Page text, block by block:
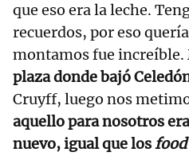
que eso era la leche.
recuerdos, por eso
montamos fue increíble.
plaza donde bajó
Cruyff, luego nos
aquello para nosotros
nuevo, igual que los